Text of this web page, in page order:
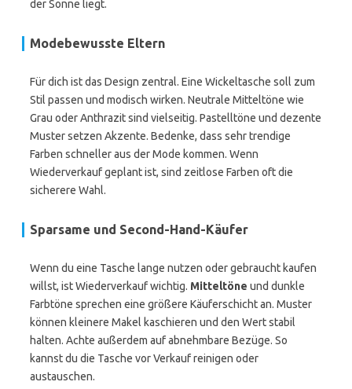
der Sonne liegt.
Modebewusste Eltern
Für dich ist das Design zentral. Eine Wickeltasche soll zum
Stil passen und modisch wirken. Neutrale Mitteltöne wie
Grau oder Anthrazit sind vielseitig. Pastelltöne und dezente
Muster setzen Akzente. Bedenke, dass sehr trendige
Farben schneller aus der Mode kommen. Wenn
Wiederverkauf geplant ist, sind zeitlose Farben oft die
sicherere Wahl.
Sparsame und Second-Hand-Käufer
Wenn du eine Tasche lange nutzen oder gebraucht kaufen
willst, ist Wiederverkauf wichtig. Mitteltöne und dunkle
Farbtöne sprechen eine größere Käuferschicht an. Muster
können kleinere Makel kaschieren und den Wert stabil
halten. Achte außerdem auf abnehmbare Bezüge. So
kannst du die Tasche vor Verkauf reinigen oder
austauschen.